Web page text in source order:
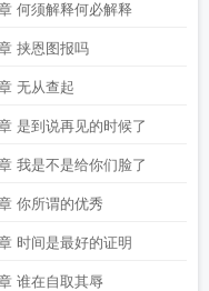
弟都是大佬虾仁动画
的徒弟都是大佬免费全本
观看 我的徒弟都是大佬洛尘
佬短剧免费观看我的徒弟都是大
佬正版都是大佬漫画我的徒弟
何须解释何必解释
挟恩图报吗
无从查起
是到说再见的时候了
我是不是给你们脸了
你所谓的优秀
时间是最好的证明
谁在自取其辱